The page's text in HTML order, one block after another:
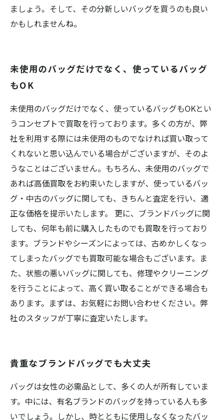
ましょう。そして、その分新しいバッグを買うのも良い
かもしれませんね。
未使用のバッグだけでなく、使っているバッグ
もOK
未使用のバッグだけでなく、使っているバッグもOKとい
うコンセプトで買取を行っております。多くの方が、弊
社を利用する際には未使用のものでなければ買い取って
くれないと思い込んでいる場合がございますが、そのよ
うなことはございません。もちろん、未使用のバッグで
あれば高価買取をお約束いたしますが、使っているバッ
グ・中古のバッグに関しても、きちんと査定を行い、適
正な価格を提示いたします。 更に、ブランドバッグに関
しても、何年も前に購入したものでも買取を行っており
ます。ブランドやシーズンによっては、古めかしくなっ
てしまったバッグでも買取可能な場合もございます。ま
た、状態の悪いバッグに関しても、修理やクリーニング
を行うことによって、高く買い取ることができる場合も
あります。まずは、お気軽にお問い合わせください。弊
社のスタッフが丁寧に査定いたします。
貴重なブランドバッグでも大丈夫
バッグは女性の必需品として、多くの人が所有していま
す。中には、有名ブランドのバッグを持っている人も多
いでしょう。しかし、時とともに使用しなくなったバッ